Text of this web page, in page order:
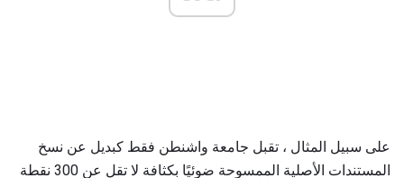
على سبيل المثال ، تقبل جامعة واشنطن فقط كبديل عن نسخ
المستندات الأصلية الممسوحة ضوئيًا بكثافة لا تقل عن 300 نقطة